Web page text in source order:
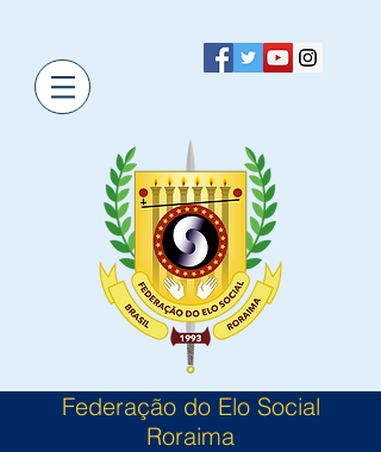
Federação do Elo Social
Roraima